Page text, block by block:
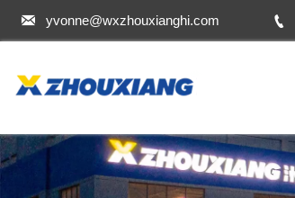
 yvonne@wxzhouxianghi.com 